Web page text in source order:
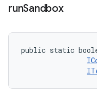
runSandbox
public static